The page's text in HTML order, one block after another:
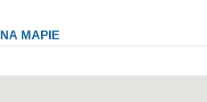
NA MAPIE